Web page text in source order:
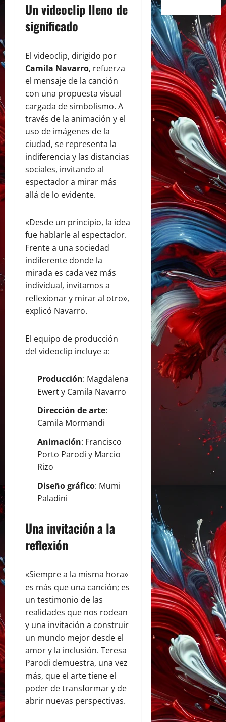
Un videoclip lleno de
significado
El videoclip, dirigido por
Camila Navarro, refuerza
el mensaje de la canción
con una propuesta visual
cargada de simbolismo. A
través de la animación y el
uso de imágenes de la
ciudad, se representa la
indiferencia y las distancias
sociales, invitando al
espectador a mirar más
allá de lo evidente.
«Desde un principio, la idea
fue hablarle al espectador.
Frente a una sociedad
indiferente donde la
mirada es cada vez más
individual, invitamos a
reflexionar y mirar al otro»,
explicó Navarro.
El equipo de producción
del videoclip incluye a:
Producción: Magdalena
Ewert y Camila Navarro
Dirección de arte:
Camila Mormandi
Animación: Francisco
Porto Parodi y Marcio
Rizo
Diseño gráfico: Mumi
Paladini
Una invitación a la
reflexión
«Siempre a la misma hora»
es más que una canción; es
un testimonio de las
realidades que nos rodean
y una invitación a construir
un mundo mejor desde el
amor y la inclusión. Teresa
Parodi demuestra, una vez
más, que el arte tiene el
poder de transformar y de
abrir nuevas perspectivas.